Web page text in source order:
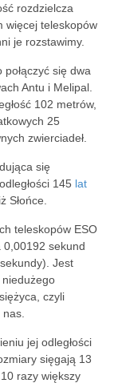
rozdzielcza
więcej teleskopów
je rozstawimy.
się dwa
Antu i Melipal.
102 metrów,
25
zwierciadeł.
się
145 lat
Słońce.
teleskopów ESO
0,00192 sekund
Jest
niedużego
czyli
jej odległości
sięgają 13
razy większy